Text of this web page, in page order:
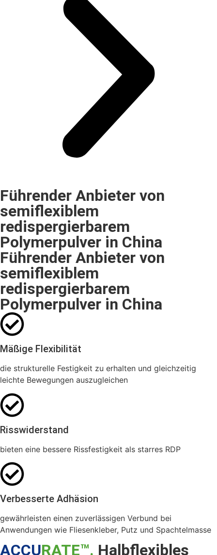
Führender Anbieter von
semiflexiblem
redispergierbarem
Polymerpulver in China
Führender Anbieter von
semiflexiblem
redispergierbarem
Polymerpulver in China
Mäßige Flexibilität
die strukturelle Festigkeit zu erhalten und gleichzeitig
leichte Bewegungen auszugleichen
Risswiderstand
bieten eine bessere Rissfestigkeit als starres RDP
Verbesserte Adhäsion
gewährleisten einen zuverlässigen Verbund bei
Anwendungen wie Fliesenkleber, Putz und Spachtelmasse
ACCURATE™. Halbflexibles